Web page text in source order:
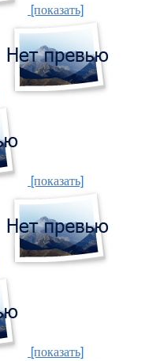
[показать]
[показать]
[показать]